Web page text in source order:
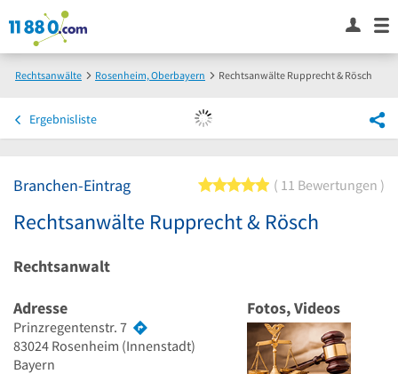
Rechtsanwälte Rosenheim, Oberbayern Rechtsanwälte Rupprecht & Rösch
Ergebnisliste
Branchen-Eintrag 5 von 5 Sternen
11 Bewertungen
Rechtsanwälte Rupprecht & Rösch
Rechtsanwalt
Adresse
Prinzregentenstr. 7
83024 Rosenheim (Innenstadt)
Bayern
Fotos, Videos